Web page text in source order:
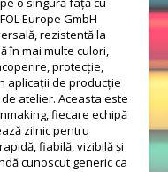
Europe GmbH
rezistentă la
în mai multe culori,
protecție,
aplicații de producție
atelier. Aceasta este
fiecare echipă
zilnic pentru
fiabilă, vizibilă și
cunoscut generic ca